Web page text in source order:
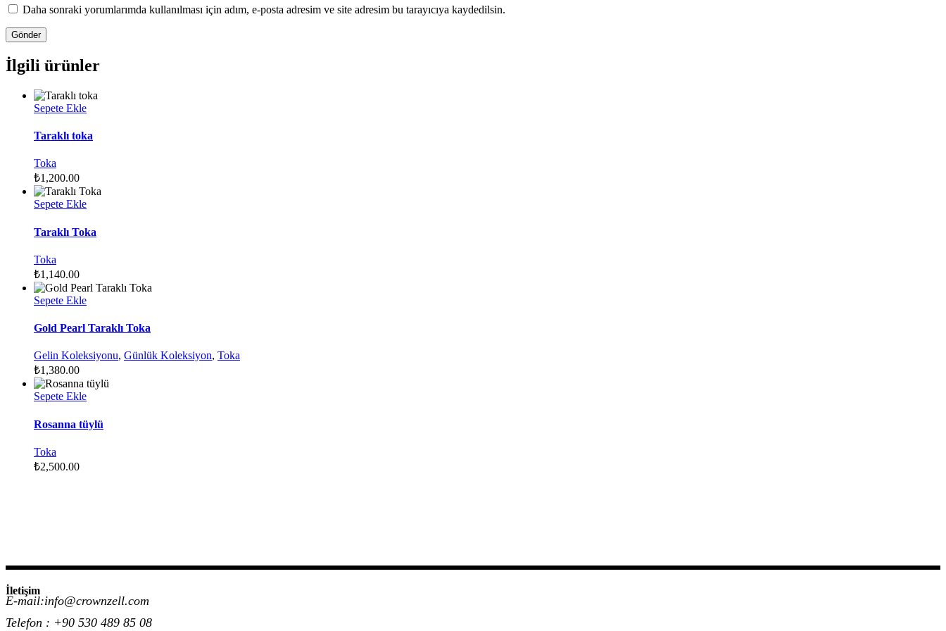
Daha sonraki yorumlarımda kullanılması için adım, e-posta adresim ve site adresim bu tarayıcıya kaydedilsin.
İlgili ürünler
Sepete Ekle
Taraklı toka
Toka
₺1,200.00
Sepete Ekle
Taraklı Toka
Toka
₺1,140.00
Sepete Ekle
Gold Pearl Taraklı Toka
Gelin Koleksiyonu, Günlük Koleksiyon, Toka
₺1,380.00
Sepete Ekle
Rosanna tüylü
Toka
₺2,500.00
İletişim
E-mail:info@crownzell.com
Telefon : +90 530 489 85 08